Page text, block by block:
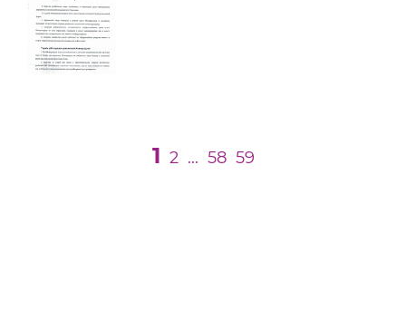
1 2 ... 58 59